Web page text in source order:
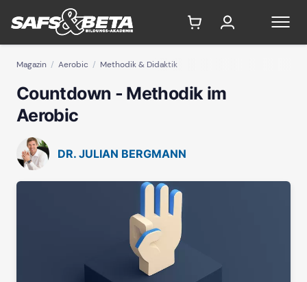
Magazin Aerobic Methodik & Didaktik
Countdown - Methodik im
Aerobic
DR. JULIAN BERGMANN